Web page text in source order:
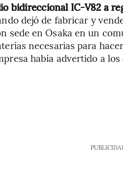
bidireccional IC-V82 a
dejó de fabricar y
sede en Osaka en un
necesarias para
había advertido a